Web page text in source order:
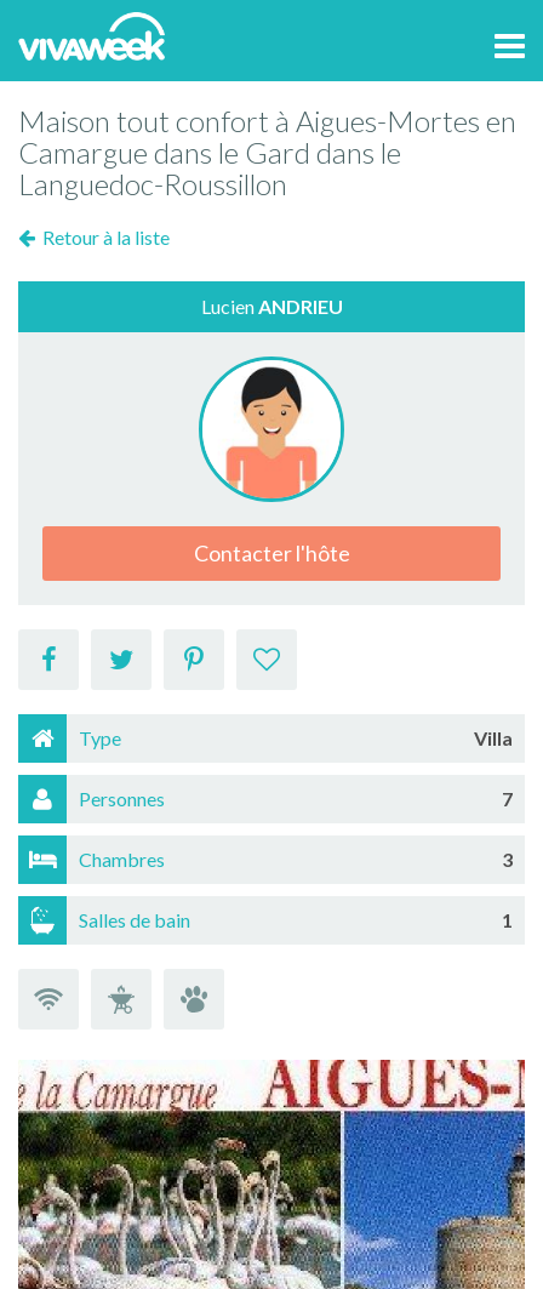
Maison tout confort à Aigues-Mortes en
Camargue dans le Gard dans le
Languedoc-Roussillon
Retour à la liste
LucienANDRIEU
Contacter l'hôte
Type Villa
Personnes 7
Chambres 3
Salles de bain 1